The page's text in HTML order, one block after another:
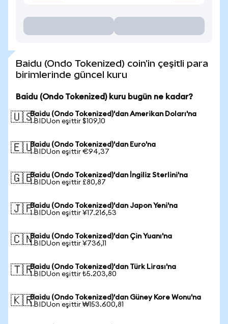
Baidu (Ondo Tokenized) coin'in çeşitli para
birimlerinde güncel kuru
Baidu (Ondo Tokenized) kuru bugün ne kadar?
🇺🇸Baidu (Ondo Tokenized)'dan Amerikan Doları'na
1 BIDUon eşittir $109,10
🇪🇺Baidu (Ondo Tokenized)'dan Euro'na
1 BIDUon eşittir €94,37
🇬🇧Baidu (Ondo Tokenized)'dan İngiliz Sterlini'na
1 BIDUon eşittir £80,87
🇯🇵Baidu (Ondo Tokenized)'dan Japon Yeni'na
1 BIDUon eşittir ¥17.216,53
🇨🇳Baidu (Ondo Tokenized)'dan Çin Yuanı'na
1 BIDUon eşittir ¥736,11
🇹🇷Baidu (Ondo Tokenized)'dan Türk Lirası'na
1 BIDUon eşittir ₺5.203,80
🇰🇷Baidu (Ondo Tokenized)'dan Güney Kore Wonu'na
1 BIDUon eşittir ₩153.600,81